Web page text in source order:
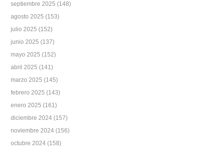
septiembre 2025 (148)
agosto 2025 (153)
julio 2025 (152)
junio 2025 (137)
mayo 2025 (152)
abril 2025 (141)
marzo 2025 (145)
febrero 2025 (143)
enero 2025 (161)
diciembre 2024 (157)
noviembre 2024 (156)
octubre 2024 (158)